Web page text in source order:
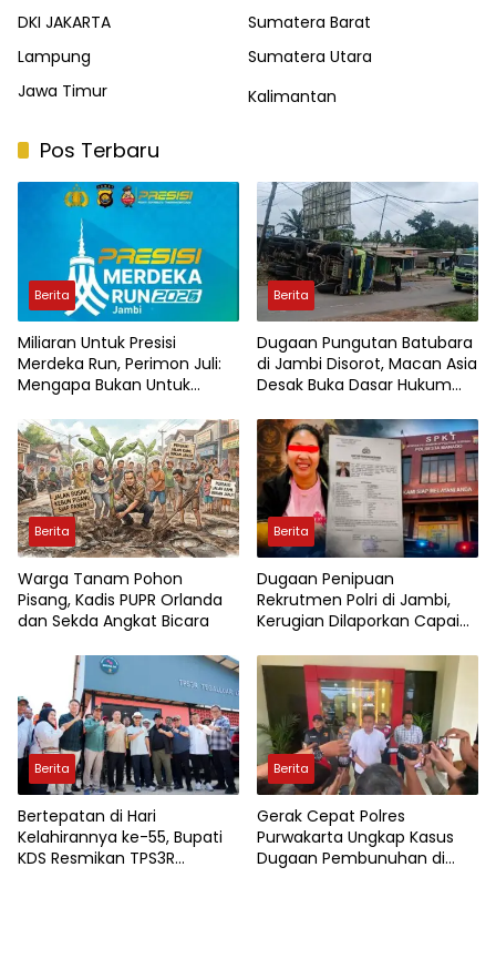
DKI JAKARTA
Sumatera Barat
Lampung
Sumatera Utara
Jawa Timur
Kalimantan
Pos Terbaru
Berita
Miliaran Untuk Presisi
Merdeka Run, Perimon Juli:
Mengapa Bukan Untuk
Berita
Dugaan Pungutan Batubara
di Jambi Disorot, Macan Asia
Desak Buka Dasar Hukum
Berita
Warga Tanam Pohon
Pisang, Kadis PUPR Orlanda
dan Sekda Angkat Bicara
Berita
Dugaan Penipuan
Rekrutmen Polri di Jambi,
Kerugian Dilaporkan Capai
Berita
Bertepatan di Hari
Kelahirannya ke-55, Bupati
KDS Resmikan TPS3R
Berita
Gerak Cepat Polres
Purwakarta Ungkap Kasus
Dugaan Pembunuhan di